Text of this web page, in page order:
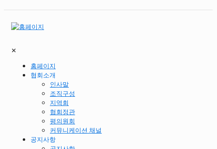
✕
홈페이지
협회소개
인사말
조직구성
지역회
협회정관
평의원회
커뮤니케이션 채널
공지사항